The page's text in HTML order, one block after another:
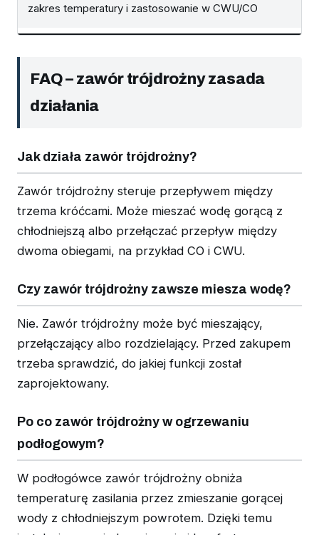
zakres temperatury i zastosowanie w CWU/CO
FAQ – zawór trójdrożny zasada
działania
Jak działa zawór trójdrożny?
Zawór trójdrożny steruje przepływem między
trzema króćcami. Może mieszać wodę gorącą z
chłodniejszą albo przełączać przepływ między
dwoma obiegami, na przykład CO i CWU.
Czy zawór trójdrożny zawsze miesza wodę?
Nie. Zawór trójdrożny może być mieszający,
przełączający albo rozdzielający. Przed zakupem
trzeba sprawdzić, do jakiej funkcji został
zaprojektowany.
Po co zawór trójdrożny w ogrzewaniu
podłogowym?
W podłogówce zawór trójdrożny obniża
temperaturę zasilania przez zmieszanie gorącej
wody z chłodniejszym powrotem. Dzięki temu